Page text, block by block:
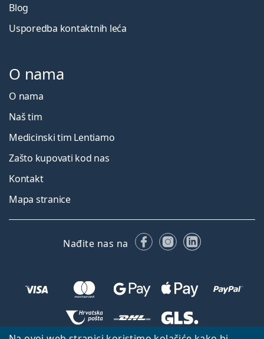
Blog
Usporedba kontaktnih leća
O nama
O nama
Naš tim
Medicinski tim Lentiamo
Zašto kupovati kod nas
Kontakt
Mapa stranice
Nađite nas na FacebookuInstagramu
LinkedIn